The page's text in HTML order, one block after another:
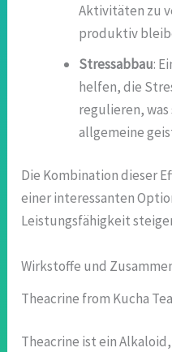
Aktivitäten zu
produktiv
Stressabbau:
helfen, die
regulieren,
allgemeine
Die Kombination dieser
einer interessanten
Leistungsfähigkeit
Wirkstoffe und
Theacrine from Kucha
Theacrine ist ein